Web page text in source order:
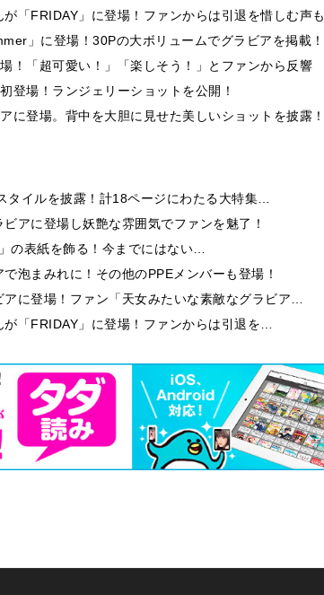
「FRIDAY」に登場！ファンからは引退を惜しむ声も
」に登場！30Pの大ボリュームでグラビアを掲載！
！「超可愛い！」「楽しそう！」とファンから反響
登場！ランジェリーショットを公開！
に登場。背中を大胆に見せた美しいショットを披露！
イルを披露！計18ページにわたる大特集…
アに登場し妖艶な雰囲気でファンを魅了！
の表紙を飾る！今までにはない…
泡まみれに！その他のPPEメンバーも登場！
に登場！ファン「天女みたいな素敵なグラビア…
「FRIDAY」に登場！ファンからは引退を…